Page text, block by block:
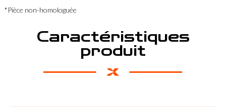
*Pièce non-homologuée
Caractéristiques
produit